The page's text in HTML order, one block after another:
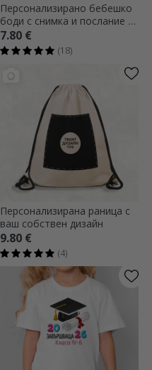
Персонализирано бебешко
боди с снимка и послание -
Моят първи Великден
7.80 €
(18)
Персонализирана раница с
ваш собствен дизайн
9.80 €
(4)